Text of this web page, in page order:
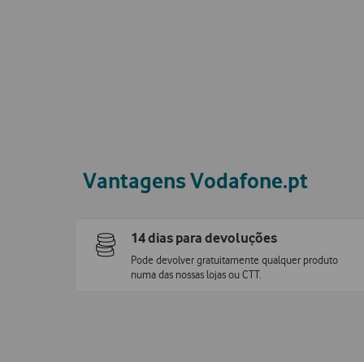
Vantagens Vodafone.pt
14 dias para devoluções
Pode devolver gratuitamente qualquer produto
numa das nossas lojas ou CTT.